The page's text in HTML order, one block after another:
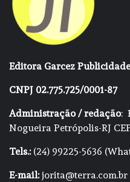
Editora Garcez
CNPJ 02.775.725/0001-87
Administração / redação:
Nogueira Petrópolis-RJ
Tels.:(24) 99225-5636
E-mail:jorita@terra.com.br